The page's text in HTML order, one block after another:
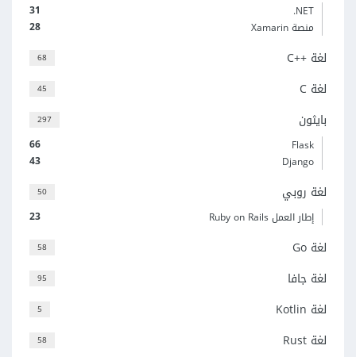
31
‎.NET
28
منصة Xamarin
68 لغة C++‎
45 لغة C
297 بايثون
66
Flask
43
Django
50 لغة روبي
23 إطار العمل Ruby on Rails
58 لغة Go
95 لغة جافا
5 لغة Kotlin
58 لغة Rust